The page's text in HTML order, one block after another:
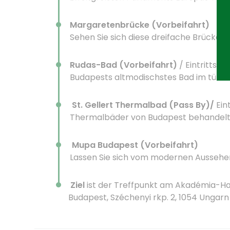
Margaretenbrücke (Vorbeifahrt)
Sehen Sie sich diese dreifache Brücke
Rudas-Bad (Vorbeifahrt) /
Budapests altmodischstes Bad im
St. Gellert Thermalbad (Pass By)/
Thermalbäder von Budapest
Mupa Budapest (Vorbeifahrt)
Lassen Sie sich vom modernen
Zielist der Treffpunkt am Akadémia-
Budapest, Széchenyi rkp. 2, 1054 Ungarn